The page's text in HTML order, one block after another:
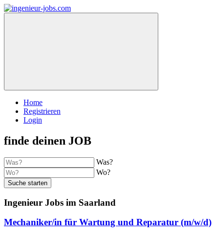
Home
Registrieren
Login
finde deinen JOB
Was?
Wo?
Suche starten
Ingenieur Jobs im Saarland
Mechaniker/in für Wartung und Reparatur (m/w/d)